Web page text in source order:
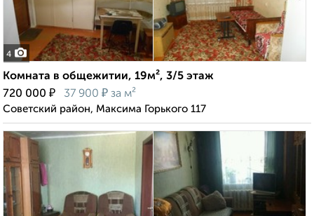
4
Комната в общежитии, 19м², 3/5 этаж
720 000 ₽ 37 900 ₽ за м²
Советский район, Максима Горького 117